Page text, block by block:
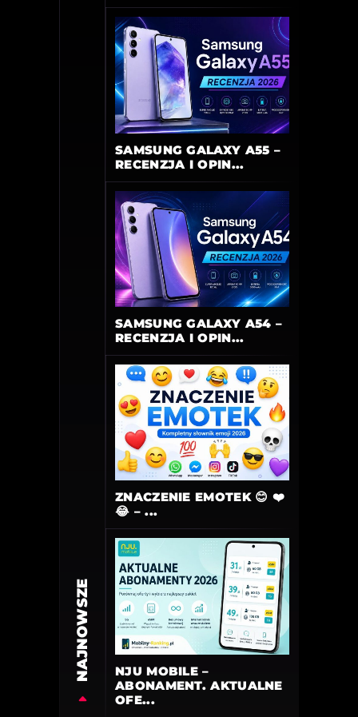
NAJNOWSZE
SAMSUNG GALAXY A55 –
RECENZJA I OPIN...
SAMSUNG GALAXY A54 –
RECENZJA I OPIN...
ZNACZENIE EMOTEK 😊 ❤️
😂 – ...
NJU MOBILE –
ABONAMENT. AKTUALNE
OFE...